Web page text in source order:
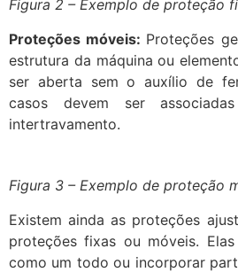
Figura 2 – Exemplo de proteção
Proteções móveis: Proteções
estrutura da máquina ou
ser aberta sem o auxílio de
casos devem ser
intertravamento.
Figura 3 – Exemplo de proteção
Existem ainda as proteções
proteções fixas ou móveis.
como um todo ou incorporar